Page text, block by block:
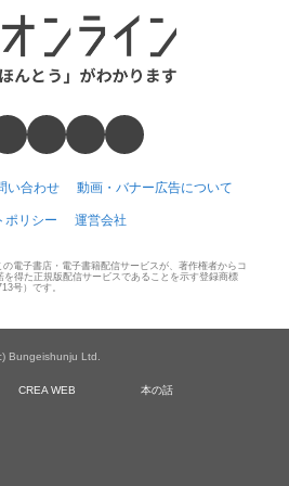
い合わせ 動画・バナー広告について
ポリシー 運営会社
電子書店・電子書籍配信サービスが、著作権者からコ
を得た正規版配信サービスであることを示す登録商標
号）です。
Bungeishunju Ltd.
CREA WEB 本の話